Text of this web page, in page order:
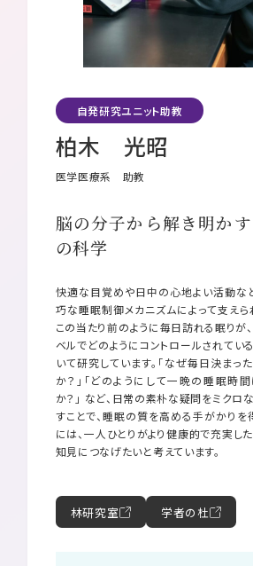
自発研究ユニット助教
柏木 光昭
医学医療系 助教
脳の分子から解き明か
の科学
快適な目覚めや日中の心地よい活動な
巧な睡眠制御メカニズムによって支えら
この当たり前のように毎日訪れる眠りが
ベルでどのようにコントロールされてい
いて研究しています。「なぜ毎日決まっ
か？」「どのようにして一晩の睡眠時
か？」 など、日常の素朴な疑問をミクロ
すことで、睡眠の質を高める手がかりを
には、一人ひとりがより健康的で充実し
知見につなげたいと考えています。
林研究室 学者の杜